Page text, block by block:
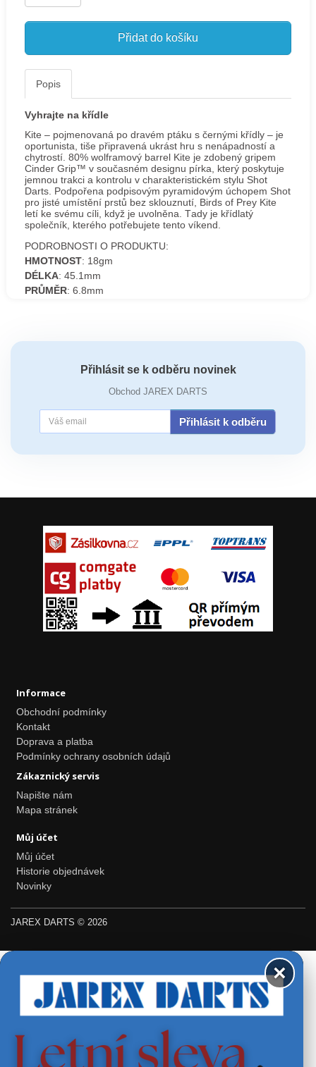
Přidat do košíku
Popis
Vyhrajte na křídle
Kite – pojmenovaná po dravém ptáku s černými křídly – je
oportunista, tiše připravená ukrást hru s nenápadností a
chytrostí. 80% wolframový barrel Kite je zdobený gripem
Cinder Grip™ v současném designu pírka, který poskytuje
jemnou trakci a kontrolu v charakteristickém stylu Shot
Darts. Podpořena podpisovým pyramidovým úchopem Shot
pro jisté umístění prstů bez sklouznutí, Birds of Prey Kite
letí ke svému cíli, když je uvolněna. Tady je křídlatý
společník, kterého potřebujete tento víkend.
PODROBNOSTI O PRODUKTU:
HMOTNOST: 18gm
DÉLKA: 45.1mm
PRŮMĚR: 6.8mm
Přihlásit se k odběru novinek
Obchod JAREX DARTS
Přihlásit k odběru
Informace
Obchodní podmínky
Kontakt
Doprava a platba
Podmínky ochrany osobních údajů
Zákaznický servis
Napište nám
Mapa stránek
Můj účet
Můj účet
Historie objednávek
Novinky
JAREX DARTS © 2026
×